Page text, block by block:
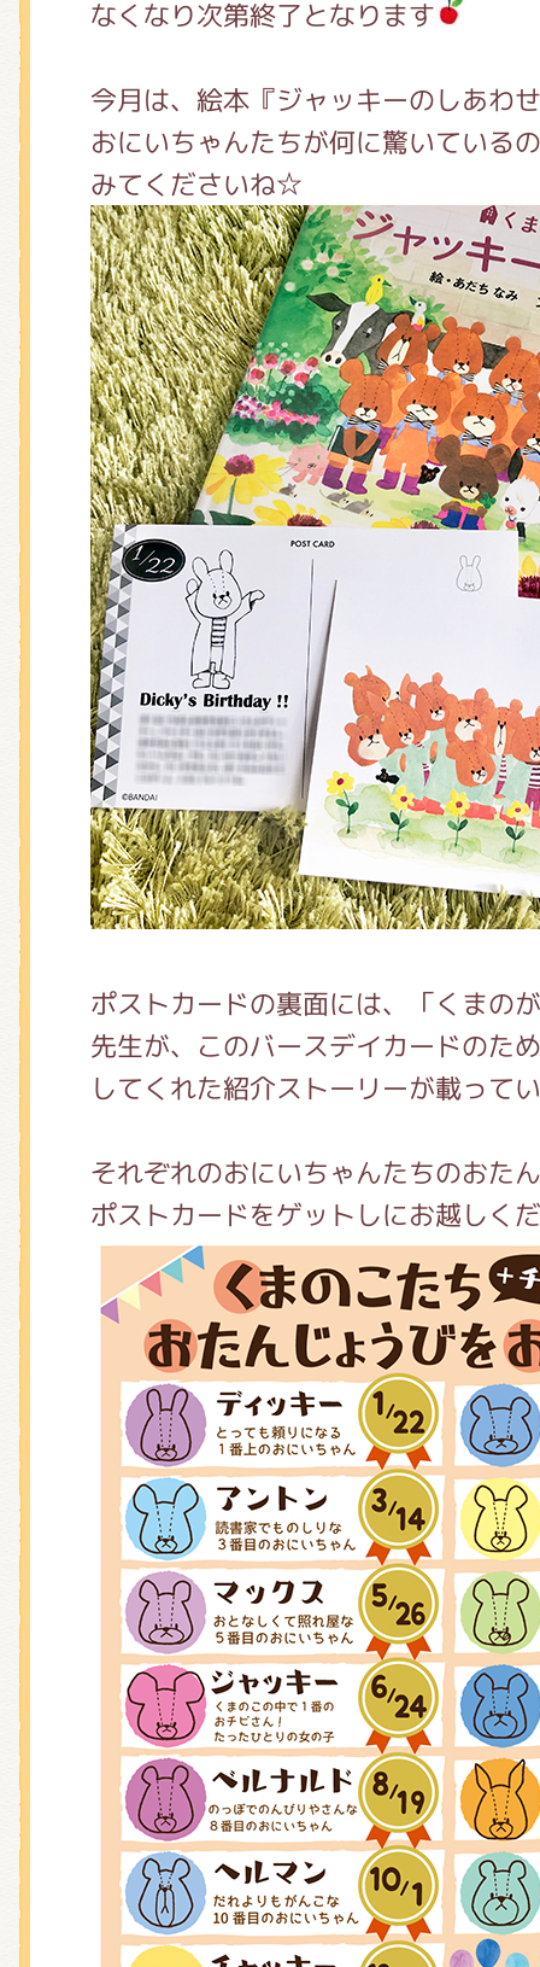
なくなり次第終了となります
今月は、絵本『ジャッキーのしあわ
おにいちゃんたちが何に驚いている
みてくださいね☆
ポストカードの裏面には、「くまの
先生が、このバースデイカードのた
してくれた紹介ストーリーが載って
それぞれのおにいちゃんたちのおた
ポストカードをゲットしにお越しく